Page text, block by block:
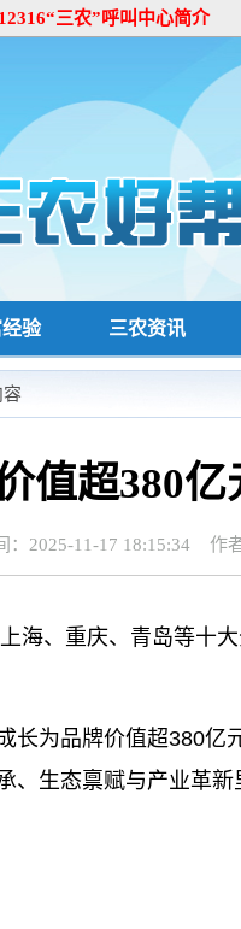
12316“三农”呼叫中心简介
验 三农资讯
值超380
：2025-11-17 18:15:34
海、重庆、青岛等
长为品牌价值超380亿
生态禀赋与产业革新